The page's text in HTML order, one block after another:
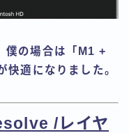
僕の場合は「M1 +
適になりました。
/レイヤ